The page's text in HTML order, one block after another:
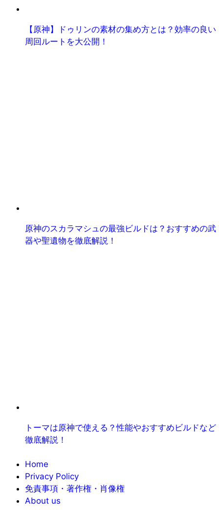
【原神】ドゥリンの素材の集め方とは？効率の良い
周回ルートを大公開！
原神のスカラマシュの最強ビルドは？おすすめの武
器や聖遺物を徹底解説！
トーマは原神で使える？性能やおすすめビルドなど
徹底解説！
Home
Privacy Policy
免責事項・著作権・肖像権
About us